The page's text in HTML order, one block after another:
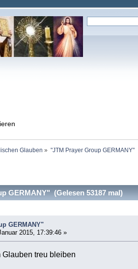
Glauben » "JTM Prayer Group GERMANY"
GERMANY" (Gelesen 53187 mal)
GERMANY"
2015, 17:39:46 »
Glauben treu bleiben